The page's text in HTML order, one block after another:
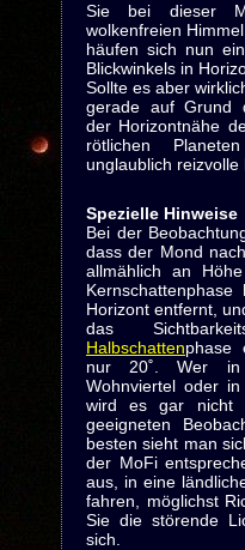
Sie bei dieser
wolkenfreien
häufen sich nun
Blickwinkels in
Sollte es aber
gerade auf Grund
der Horizontnähe
rötlichen
unglaublich reizvolle
Spezielle Hinweise
Bei der
dass der Mond
allmählich an
Horizont entfernt,
das
Halbschattenphase
nur 20˚. Wer in
Wohnviertel oder
wird es gar nicht
geeigneten
besten sieht man
der MoFi
aus, in eine
fahren, möglichst
Sie die störende
sich.